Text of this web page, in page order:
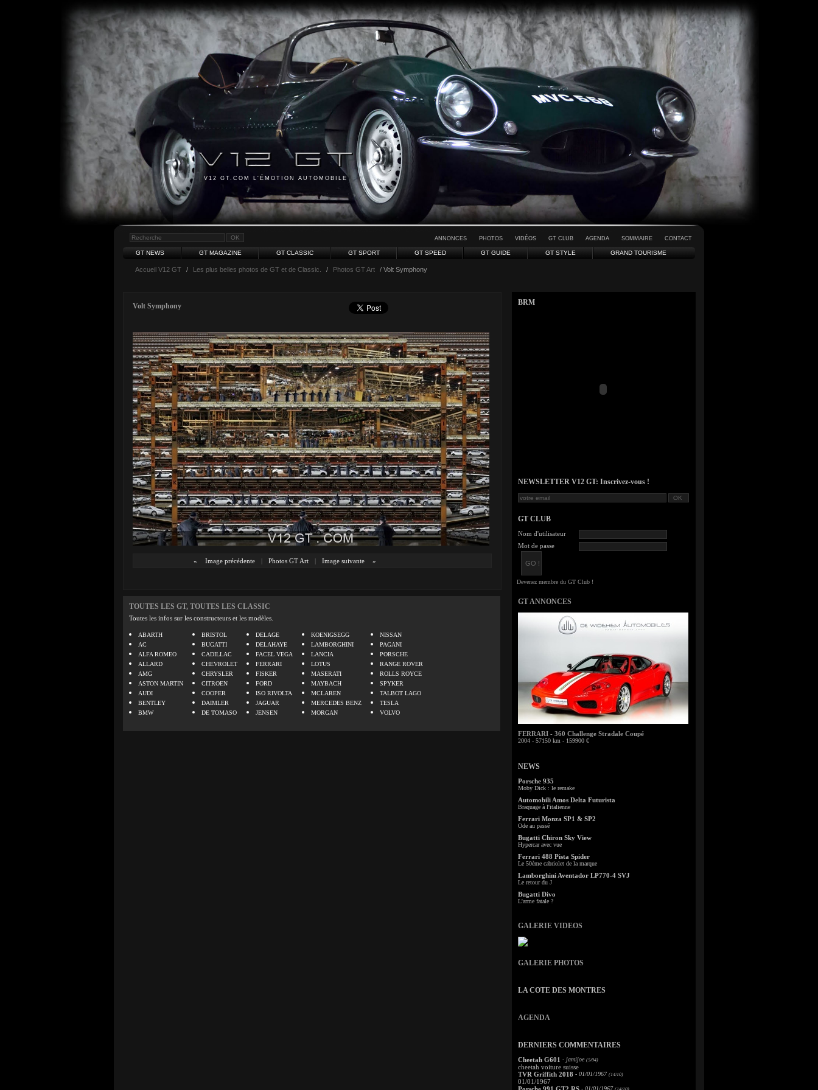
V12 GT.COM L'ÉMOTION AUTOMOBILE
ANNONCES PHOTOS VIDÉOS GT CLUB AGENDA SOMMAIRE CONTACT
GT NEWS GT MAGAZINE GT CLASSIC GT SPORT GT SPEED GT GUIDE GT STYLE GRAND TOURISME
Accueil V12 GT / Les plus belles photos de GT et de Classic. / Photos GT Art / Volt Symphony
Volt Symphony
« Image précédente | Photos GT Art | Image suivante »
TOUTES LES GT, TOUTES LES CLASSIC
Toutes les infos sur les constructeurs et les modèles.
ABARTH
AC
ALFA ROMEO
ALLARD
AMG
ASTON MARTIN
AUDI
BENTLEY
BMW
BRISTOL
BUGATTI
CADILLAC
CHEVROLET
CHRYSLER
CITROEN
COOPER
DAIMLER
DE TOMASO
DELAGE
DELAHAYE
FACEL VEGA
FERRARI
FISKER
FORD
ISO RIVOLTA
JAGUAR
JENSEN
KOENIGSEGG
LAMBORGHINI
LANCIA
LOTUS
MASERATI
MAYBACH
MCLAREN
MERCEDES BENZ
MORGAN
NISSAN
PAGANI
PORSCHE
RANGE ROVER
ROLLS ROYCE
SPYKER
TALBOT LAGO
TESLA
VOLVO
BRM
NEWSLETTER V12 GT: Inscrivez-vous !
GT CLUB
Nom d'utilisateur
Mot de passe
GT ANNONCES
FERRARI - 360 Challenge Stradale Coupé
2004 - 57150 km - 159900 €
NEWS
Porsche 935
Moby Dick : le remake
Automobili Amos Delta Futurista
Braquage à l'italienne
Ferrari Monza SP1 & SP2
Ode au passé
Bugatti Chiron Sky View
Hypercar avec vue
Ferrari 488 Pista Spider
Le 50ème cabriolet de la marque
Lamborghini Aventador LP770-4 SVJ
Le retour du J
Bugatti Divo
L'arme fatale ?
GALERIE VIDEOS
GALERIE PHOTOS
LA COTE DES MONTRES
AGENDA
DERNIERS COMMENTAIRES
Cheetah G601 - jamijoe (5/04)
cheetah voiture suisse
TVR Griffith 2018 - 01/01/1967 (14/10)
01/01/1967
- 01/01/1967